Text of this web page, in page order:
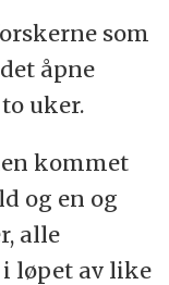
som
åpne
uker.
kommet
og en og
alle
løpet av like